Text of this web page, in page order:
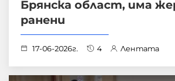
Брянска област, има
ранени
17-06-2026г. 4 Лентата